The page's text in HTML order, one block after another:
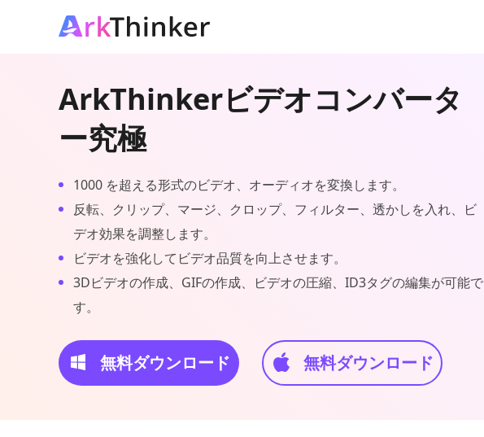
ArkThinkerビデオコンバータ
ー究極
1000 を超える形式のビデオ、オーディオを変換します。
反転、クリップ、マージ、クロップ、フィルター、透かしを入れ、ビ
デオ効果を調整します。
ビデオを強化してビデオ品質を向上させます。
3Dビデオの作成、GIFの作成、ビデオの圧縮、ID3タグの編集が可能で
す。
無料ダウンロード 無料ダウンロード